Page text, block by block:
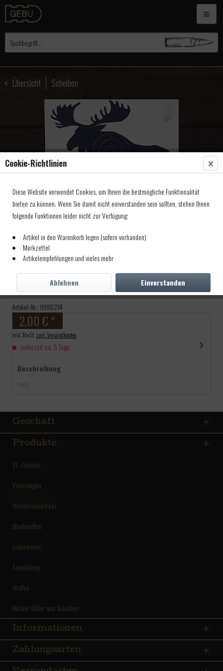
Übersicht Scheiben
55x52cm
Artikel-Nr.: 9990214
2,00 € *
inkl. MwSt. zzgl. Versandkosten
Lieferzeit ca. 5 Tage
Beschreibung
mehr
Geschäft
Produkte
VL-Zubehör
Visierungen
Wiederladeartikel
Blankwaffen
Lederwaren
Ausrüstung
Waffen
Bücher Bilder und Scheiben
Informationen
Zahlungsarten
Cookie-Richtlinien
Diese Website verwendet Cookies, um Ihnen die bestmögliche Funktionalität
bieten zu können. Wenn Sie damit nicht einverstanden sein sollten, stehen Ihnen
folgende Funktionen leider nicht zur Verfügung:
Artikel in den Warenkorb legen (sofern vorhanden)
Merkzettel
Artikelempfehlungen und vieles mehr
Einverstanden
Ablehnen